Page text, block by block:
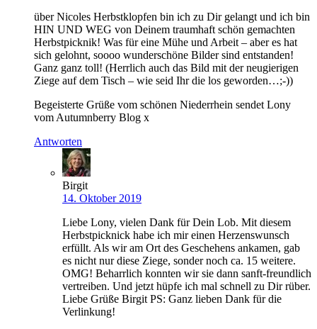
über Nicoles Herbstklopfen bin ich zu Dir gelangt und ich bin
HIN UND WEG von Deinem traumhaft schön gemachten
Herbstpicknik! Was für eine Mühe und Arbeit – aber es hat
sich gelohnt, soooo wunderschöne Bilder sind entstanden!
Ganz ganz toll! (Herrlich auch das Bild mit der neugierigen
Ziege auf dem Tisch – wie seid Ihr die los geworden…;-))
Begeisterte Grüße vom schönen Niederrhein sendet Lony
vom Autumnberry Blog x
Antworten
Birgit
14. Oktober 2019
Liebe Lony, vielen Dank für Dein Lob. Mit diesem
Herbstpicknick habe ich mir einen Herzenswunsch
erfüllt. Als wir am Ort des Geschehens ankamen, gab
es nicht nur diese Ziege, sonder noch ca. 15 weitere.
OMG! Beharrlich konnten wir sie dann sanft-freundlich
vertreiben. Und jetzt hüpfe ich mal schnell zu Dir rüber.
Liebe Grüße Birgit PS: Ganz lieben Dank für die
Verlinkung!